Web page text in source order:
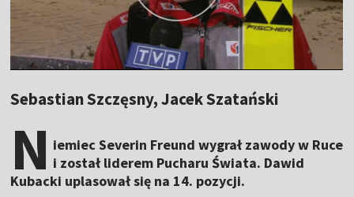
Sebastian Szczęsny, Jacek Szatański
N iemiec Severin Freund wygrał zawody w Ruce
i został liderem Pucharu Świata. Dawid
Kubacki uplasował się na 14. pozycji.